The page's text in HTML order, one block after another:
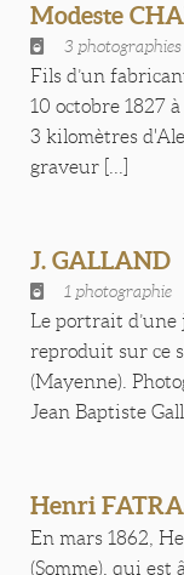
Modeste
3 photographies
Fils d’un
10 octobre 1827
3 kilomètres
graveur [...]
J. GALLAND
1 photographie
Le portrait d’une
reproduit sur ce
(Mayenne).
Jean Baptiste
Henri
En mars 1862,
(Somme), qui est